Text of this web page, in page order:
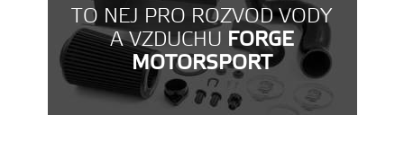
TO NEJ PRO ROZVOD VODY
A VZDUCHU FORGE
MOTORSPORT